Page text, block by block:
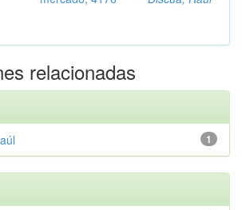
relacionadas
1